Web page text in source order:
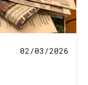
02/03/2026